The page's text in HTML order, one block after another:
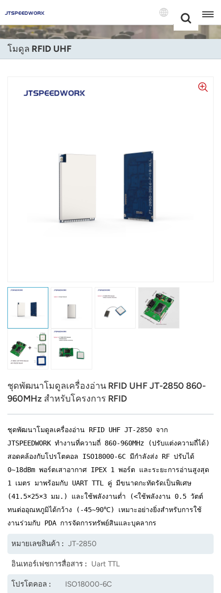
+86 -18681515767
Language(แบบ
English
Português
Nederland
Türk
Tiếng Việt
norsk
magyar
โมดูล RFID UHF
ชุดพัฒนาโมดูลเครื่องอ่าน RFID UHF JT-2850 860-
960MHz สำหรับโครงการ RFID
ชุดพัฒนาโมดูลเครื่องอ่าน RFID UHF JT-2850 จาก
JTSPEEDWORK ทำงานที่ความถี่ 860-960MHz (ปรับแต่งความถี่ได้)
สอดคล้องกับโปรโตคอล ISO18000-6C มีกำลังส่ง RF ปรับได้
0~18dBm พอร์ตเสาอากาศ IPEX 1 พอร์ต และระยะการอ่านสูงสุด
1 เมตร มาพร้อมกับ UART TTL คู่ มีขนาดกะทัดรัดเป็นพิเศษ
(41.5×25×3 มม.) และใช้พลังงานต่ำ (<ใช้พลังงาน 0.5 วัตต์
ทนต่ออุณหภูมิได้กว้าง (-45~90℃) เหมาะอย่างยิ่งสำหรับการใช้
งานร่วมกับ PDA การจัดการทรัพย์สินและบุคลากร
หมายเลขสินค้า : JT-2850
อินเทอร์เฟซการสื่อสาร : Uart TTL
โปรโตคอล : ISO18000-6C